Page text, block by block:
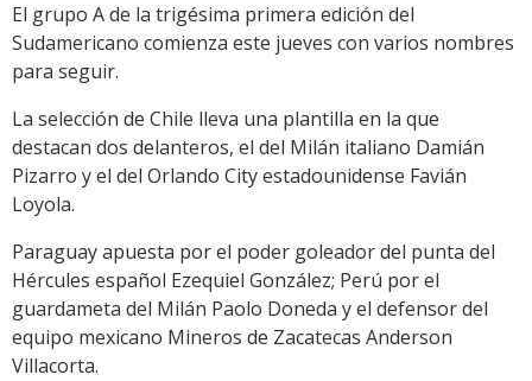
El grupo A de la trigésima primera edición del
Sudamericano comienza este jueves con varios nombres
para seguir.
La selección de Chile lleva una plantilla en la que
destacan dos delanteros, el del Milán italiano Damián
Pizarro y el del Orlando City estadounidense Favián
Loyola.
Paraguay apuesta por el poder goleador del punta del
Hércules español Ezequiel González; Perú por el
guardameta del Milán Paolo Doneda y el defensor del
equipo mexicano Mineros de Zacatecas Anderson
Villacorta.